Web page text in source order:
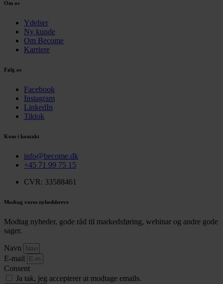
Om os
Ydelser
Ny kunde
Om Become
Karriere
Følg os
Facebook
Instagram
LinkedIn
Tiktok
Kom i kontakt
info@become.dk
+45 71 99 75 15
CVR: 33588461
Modtag vores nyhedsbreve
Modtag nyheder, gode råd til markedsføring, webinar og andre gode
sager.
Navn
E-mail
Consent
Ja tak, jeg accepterer at modtage emails.